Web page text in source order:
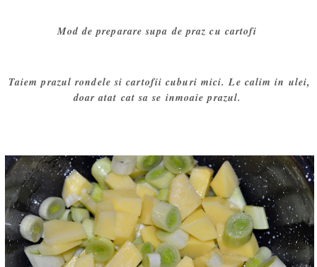
Mod de preparare supa de praz cu cartofi
Taiem prazul rondele si cartofii cuburi mici. Le calim in ulei,
doar atat cat sa se inmoaie prazul.